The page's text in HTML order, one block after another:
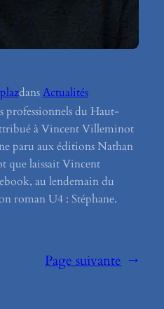
dansActualités
professionnels du Haut-
à Vincent Villeminot
paru aux éditions Nathan
que laissait Vincent
au lendemain du
roman U4 : Stéphane.
Page suivante →